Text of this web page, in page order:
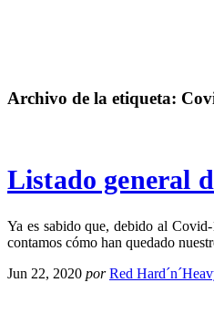
Archivo de la etiqueta:
Listado general
Ya es sabido que, debido al
contamos cómo han quedado
Jun 22, 2020 por Red